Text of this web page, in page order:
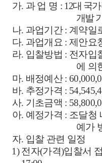
가. 과 업 명 : 12대 국
개발
나. 과업기간: 계약일
다. 과업개요 :제안요
라. 입찰방법 : 전자입
에 의
마. 배정예산:
바. 추정가격 :
사. 기초금액 :
아. 예정가격 : 조달청
예가
자. 입찰 관련 일정
1)전자(가격)입찰서